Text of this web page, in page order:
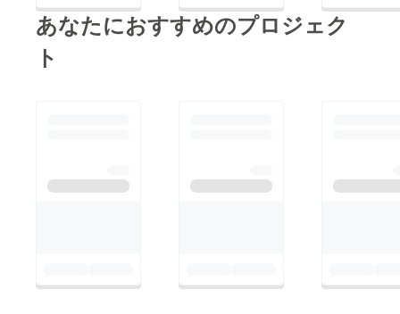
あなたにおすすめのプロジェク
ト